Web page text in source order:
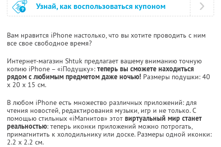
Узнай, как воспользоваться купоном
Вам нравится iPhone настолько, что вы хотите проводить с ним
все свое свободное время?
Интернет-магазин Shtuk предлагает вашему вниманию точную
копию iPhone – «iПодушку»: теперь вы сможете находиться
рядом с любимым предметом даже ночью! Размеры подушки: 40
x 20 x 15 см.
В любом iPhone есть множество различных приложений: для
чтения новостей, редактирования музыки, игр и не только. С
помощью стильных «iМагнитов» этот виртуальный мир станет
реальностью: теперь иконки приложений можно потрогать,
примагнитить к холодильнику или доске. Размеры одной иконки:
2.2 х 2.2 см.